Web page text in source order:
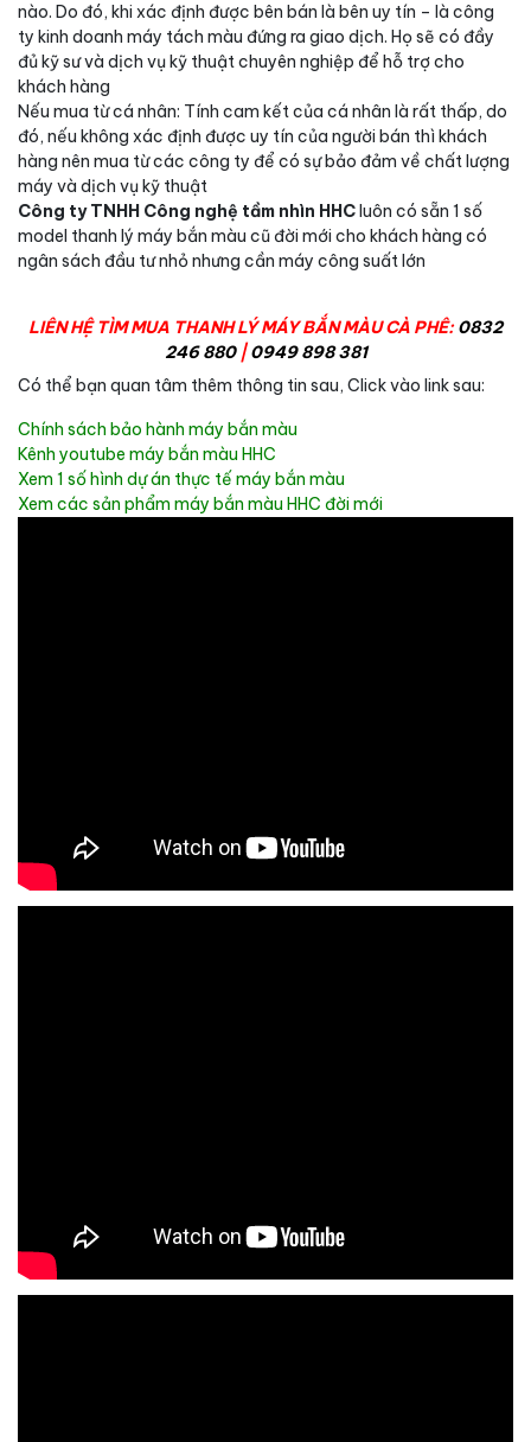
nào. Do đó, khi xác định được bên bán là bên uy tín – là công
ty kinh doanh máy tách màu đứng ra giao dịch. Họ sẽ có đầy
đủ kỹ sư và dịch vụ kỹ thuật chuyên nghiệp để hỗ trợ cho
khách hàng
Nếu mua từ cá nhân: Tính cam kết của cá nhân là rất thấp, do
đó, nếu không xác định được uy tín của người bán thì khách
hàng nên mua từ các công ty để có sự bảo đảm về chất lượng
máy và dịch vụ kỹ thuật
Công ty TNHH Công nghệ tầm nhìn HHCluôn có sẵn 1 số
model thanh lý máy bắn màu cũ đời mới cho khách hàng có
ngân sách đầu tư nhỏ nhưng cần máy công suất lớn
LIÊN HỆ TÌM MUA THANH LÝ MÁY BẮN MÀU CÀ PHÊ:0832
246 880|0949 898 381
Có thể bạn quan tâm thêm thông tin sau, Click vào link sau:
Chính sách bảo hành máy bắn màu
Kênh youtube máy bắn màu HHC
Xem 1 số hình dự án thực tế máy bắn màu
Xem các sản phẩm máy bắn màu HHC đời mới